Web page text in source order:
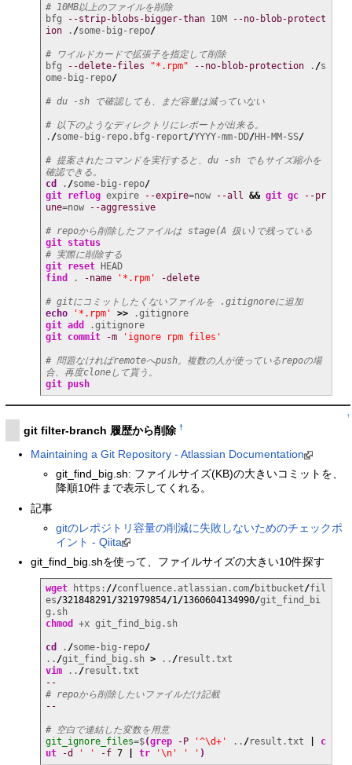
# 10MB以上のファイルを削除
bfg
--strip-blobs-bigger-than 10M
--no-blob-protect
ion . /some-big-repo/
# ワイルドカードで拡張子を指定して削除
bfg
--delete-files "*.rpm" --no-blob-protection . /s
ome-big-repo/
# du -sh で確認しても、まだ容量は減っていない
# 以下のようなディレクトリにレポートが出来る。
. /some-big-repo.bfg-report/YYYY-mm-DD/HH-MM-SS/
# 提案されたコマンドを実行すると、du -sh でもサイズ縮小を
確認できる。
cd
. /some-big-repo/
git reflog expire --expire=now --all && git gc
--pr
une=now --aggressive
# repoから削除したファイルは stage(A 扱い)で残っている
git status
# 実際に削除する
git reset
HEAD
find
. -name '*.rpm' -delete
# gitにコミットしたくないファイルを .gitignoreに追加
echo
'*.rpm' >>
.gitignore
git add
.gitignore
git commit
-m 'ignore rpm files'
# 問題なければremoteへpush。複数の人が使っているrepoの場
合、再度cloneして貰う。
git push
↑
git filter-branch 履歴から削除 †
Maintaining a Git Repository - Atlassian Documentation
git_find_big.sh: ファイルサイズ(KB)の大きいコミットを、
降順10件まで表示してくれる。
記事
gitのレポジトリ容量の削減に失敗しないためのチェックポ
イント - Qiita
git_find_big.shを使って、ファイルサイズの大きい10件探す
wget https: //confluence.atlassian.com/bitbucket/fil
es/321848291/321979854/1/1360604134990/git_find_bi
g.sh
chmod
+x git_find_big.sh
cd . /some-big-repo/
.. /git_find_big.sh > .. /
vim .. /
--
# repoから削除したいファイルだけ記載
--
# 空白で連結した変数を用意
git_ignore_files=$(grep -P '^\d+' .. /result.txt
c
ut
-d ' ' -f 7 tr '\n' ' ' )